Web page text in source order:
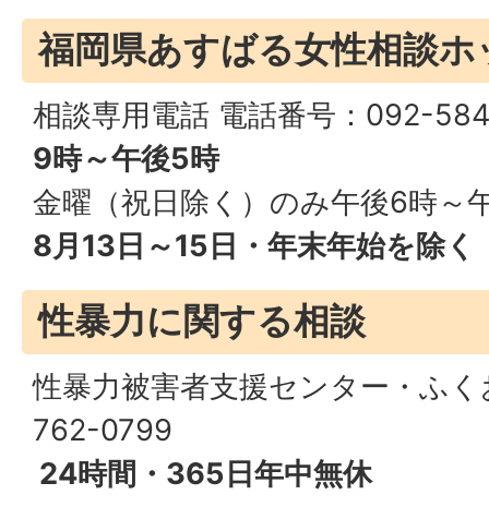
福岡県あすばる女性相談
相談専用電話 電話番号：092-
9時～午後5時
金曜（祝日除く）のみ午後6時～
8月13日～15日・年末年始を除く
性暴力に関する相談
性暴力被害者支援センター・ふ
762-0799
24時間・365日年中無休